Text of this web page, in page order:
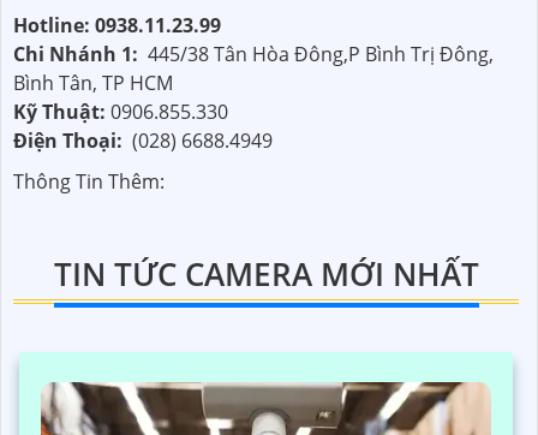
Hotline: 0938.11.23.99
Chi Nhánh 1: 445/38 Tân Hòa Đông,P Bình Trị Đông,
Bình Tân, TP HCM
Kỹ Thuật: 0906.855.330
Điện Thoại: (028) 6688.4949
Thông Tin Thêm:
TIN TỨC CAMERA MỚI NHẤT